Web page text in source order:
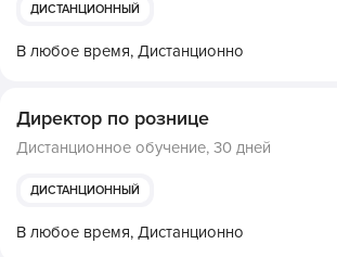
ДИСТАНЦИОННЫЙ
В любое время, Дистанционно
Директор по рознице
Дистанционное обучение, 30 дней
ДИСТАНЦИОННЫЙ
В любое время, Дистанционно